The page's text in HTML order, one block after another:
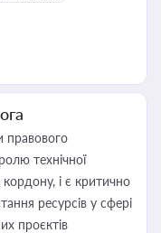
правового
технічної
і є критично
ресурсів у сфері
проєктів